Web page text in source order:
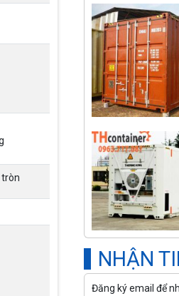
tròn
NHẬN
Đăng ký email để